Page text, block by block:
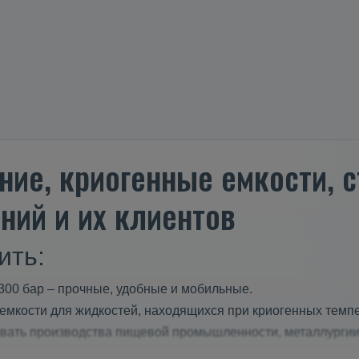
криогенные
и их клиентов
бар – прочные, удобные и мобильные.
для жидкостей, находящихся при криогенных
производства пищевой промышленности,